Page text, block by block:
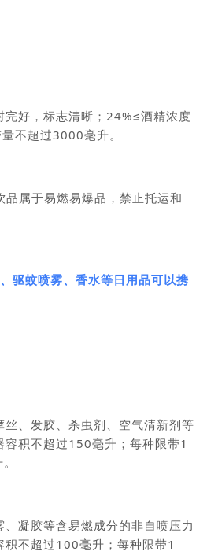
完好，标志清晰；24%≤酒精浓度
不超过3000毫升。
属于易燃易爆品，禁止托运和
驱蚊喷雾、香水等日用品可以携
、发胶、杀虫剂、空气清新剂等
容积不超过150毫升；每种限带1
凝胶等含易燃成分的非自喷压力
不超过100毫升；每种限带1